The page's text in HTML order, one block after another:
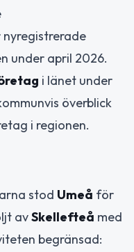
nyregistrerade
under april 2026.
i länet under
överblick
i regionen.
stod Umeå för
avSkellefteå med
begränsad: